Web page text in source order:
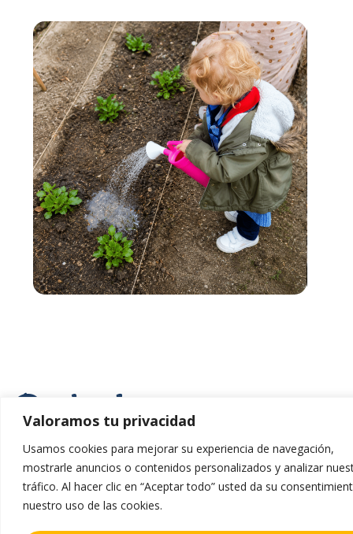
Valoramos tu privacidad
Usamos cookies para mejorar su experiencia de navegación,
mostrarle anuncios o contenidos personalizados y analizar
tráfico. Al hacer clic en “Aceptar todo” usted da su
nuestro uso de las cookies.
Radio Liceo
Radio Liceo convierte la comunicación y las
nuevas tecnologías en herramientas de
aprendizaje. A través de la creación de